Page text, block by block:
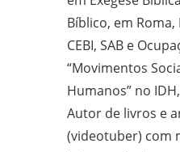
Bíblico, em Roma,
CEBI, SAB e
“Movimentos
Humanos” no
Autor de livros e
(videotuber) com